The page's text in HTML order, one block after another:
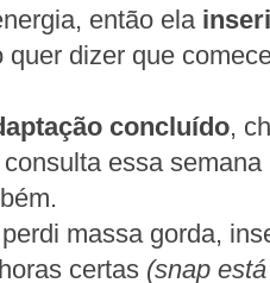
então ela
quer dizer que
concluído,
essa semana
massa gorda,
certas (snap